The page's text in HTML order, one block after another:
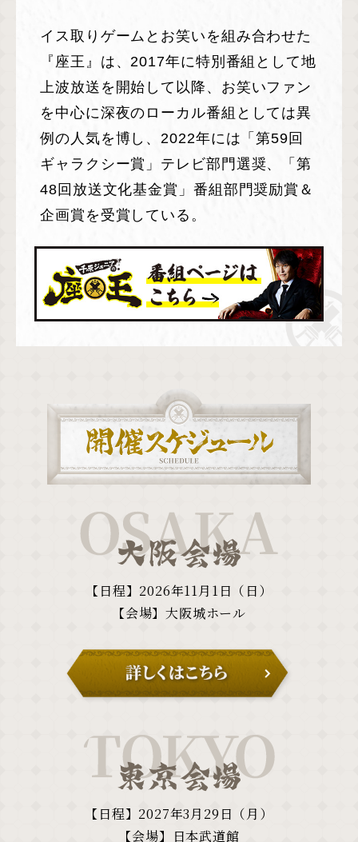
イス取りゲームとお笑いを組み合わせた
『座王』は、2017年に特別番組として地
上波放送を開始して以降、お笑いファン
を中心に深夜のローカル番組としては異
例の人気を博し、2022年には「第59回
ギャラクシー賞」テレビ部門選奨、「第
48回放送文化基金賞」番組部門奨励賞＆
企画賞を受賞している。
【日程】2026年11月1日（日）
【会場】大阪城ホール
【日程】2027年3月29日（月）
【会場】日本武道館